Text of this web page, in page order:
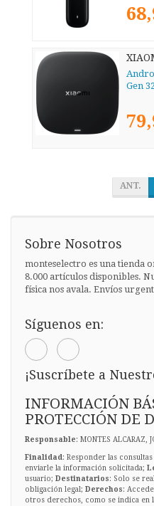
Gen
ANT.
Sobre Nosotros
monteselectro es una tienda
8.000 artículos disponibles.
física nos avala. Envíos
Síguenos en:
¡Suscríbete a
INFORMACIÓN
PROTECCIÓN DE
Responsable: MONTES ALCARAZ,
Finalidad: Responder las
enviarle la información solicitada;
usuario; Destinatarios: Solo se
obligación legal; Derechos:
otros derechos, como se indica en